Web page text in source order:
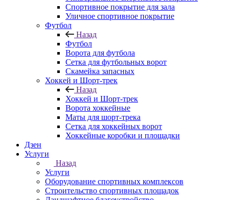
Спортивное покрытие для зала
Уличное спортивное покрытие
Футбол
Назад
Футбол
Ворота для футбола
Сетка для футбольных ворот
Скамейка запасных
Хоккей и Шорт-трек
Назад
Хоккей и Шорт-трек
Ворота хоккейные
Маты для шорт-трека
Сетка для хоккейных ворот
Хоккейные коробки и площадки
Дзен
Услуги
Назад
Услуги
Оборудование спортивных комплексов
Строительство спортивных площадок